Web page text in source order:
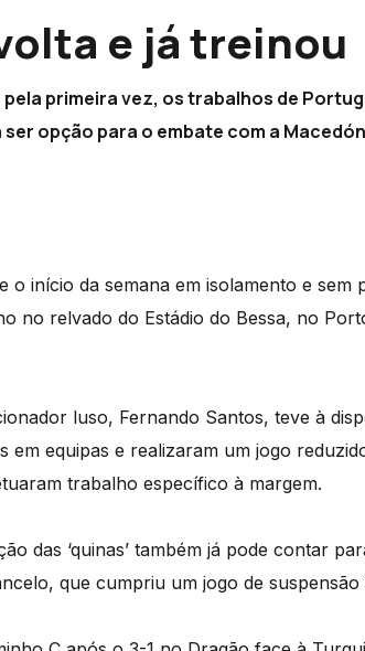
e já treinou
primeira vez, os trabalhos de
opção para o embate com a
o início da semana em isolamento e sem
no relvado do Estádio do Bessa, no
luso, Fernando Santos, teve à
em equipas e realizaram um jogo
trabalho específico à margem.
das ‘quinas’ também já pode contar
que cumpriu um jogo de